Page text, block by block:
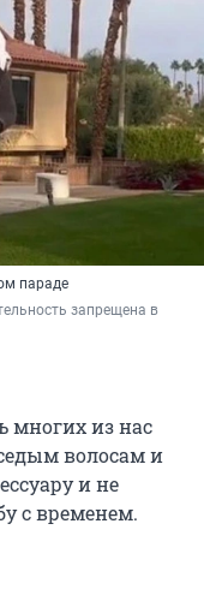
параде
запрещена в
многих из нас
волосам и
и не
с временем.